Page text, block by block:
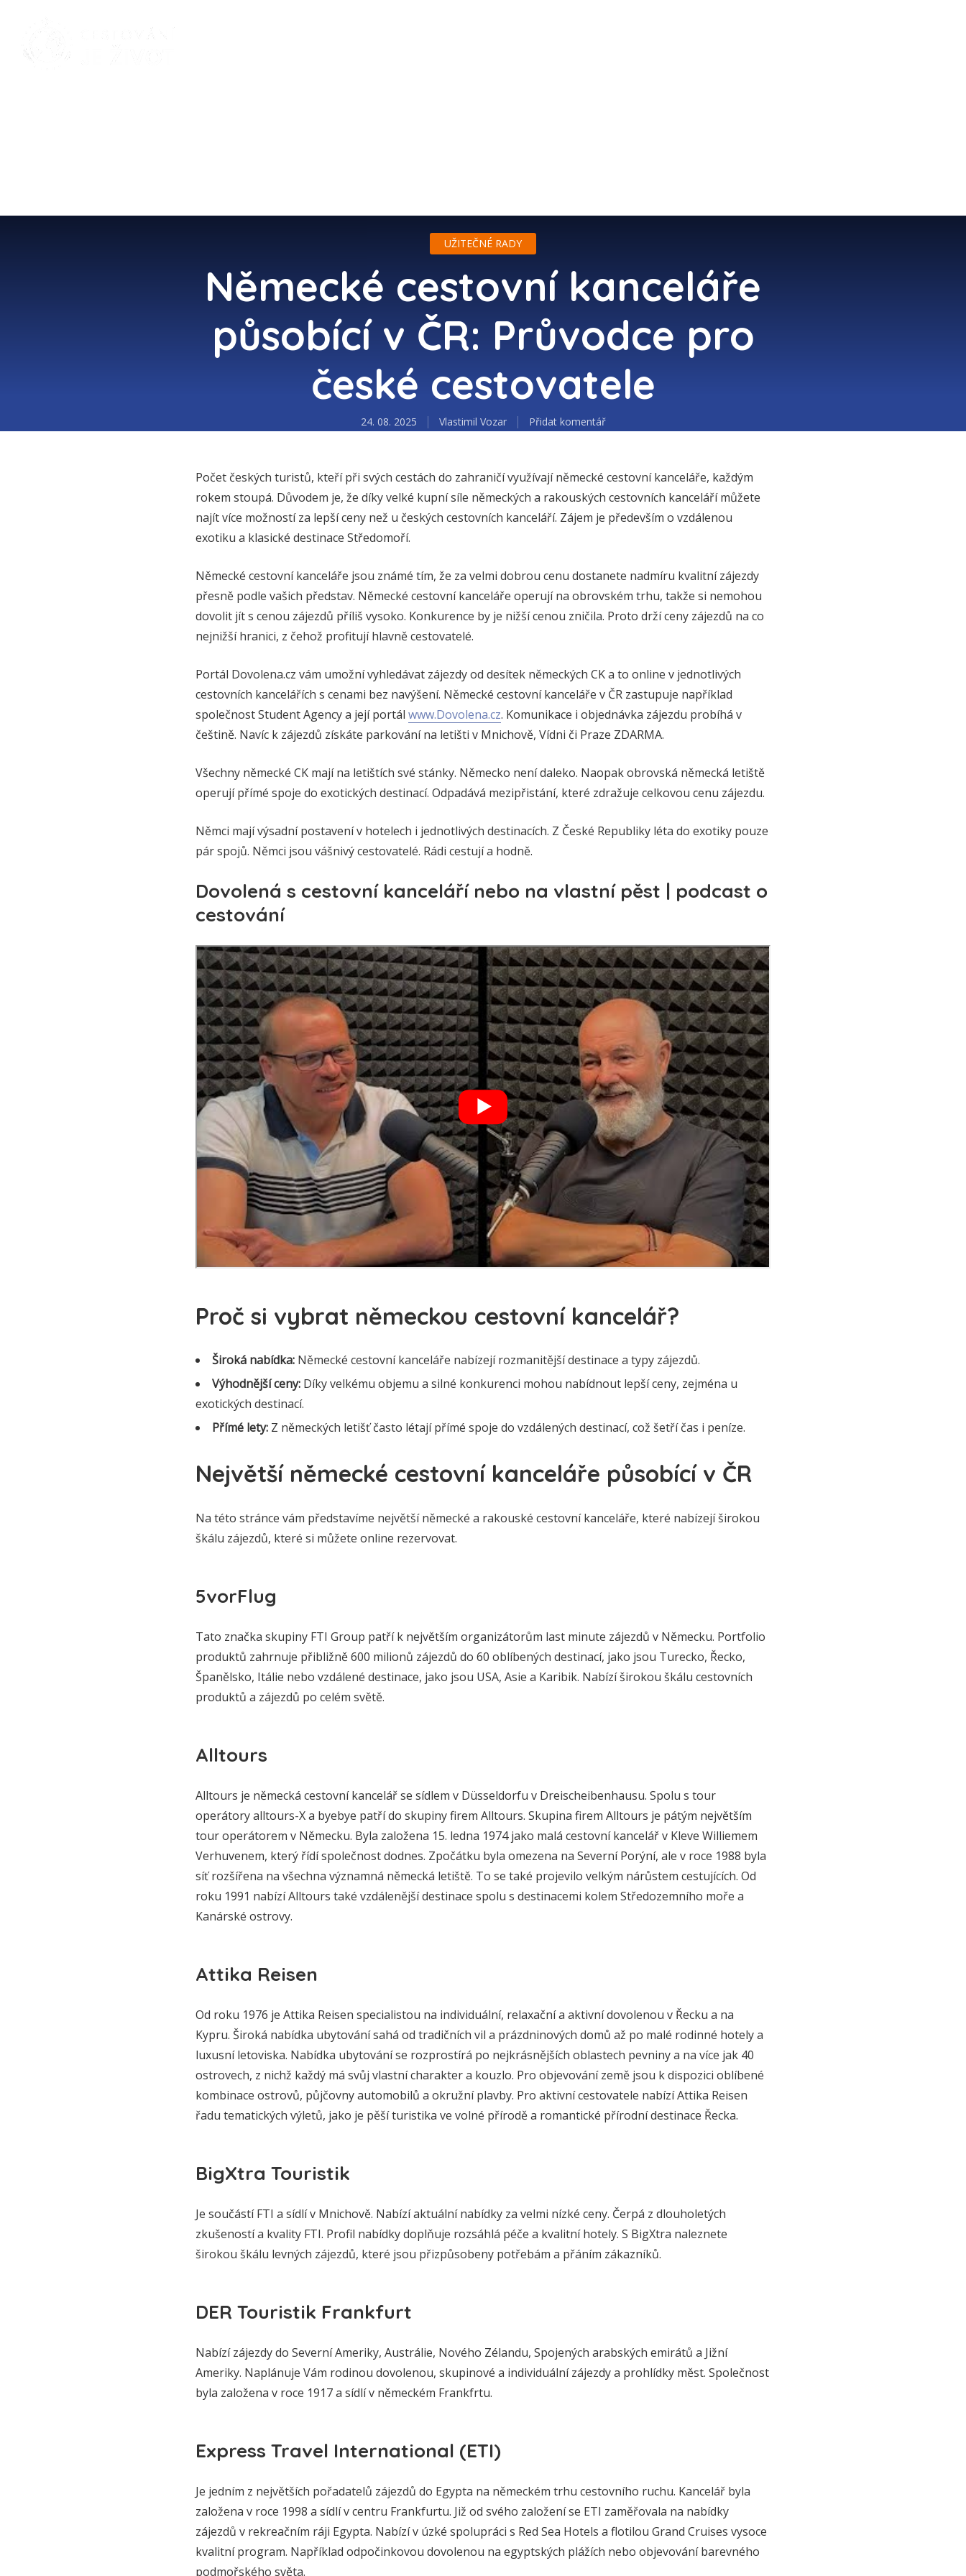
UŽITEČNÉ RADY
Německé cestovní kanceláře
působící v ČR: Průvodce pro
české cestovatele
24. 08. 2025 Vlastimil Vozar Přidat komentář
Počet českých turistů, kteří při svých cestách do zahraničí využívají německé cestovní kanceláře, každým
rokem stoupá. Důvodem je, že díky velké kupní síle německých a rakouských cestovních kanceláří můžete
najít více možností za lepší ceny než u českých cestovních kanceláří. Zájem je především o vzdálenou
exotiku a klasické destinace Středomoří.
Německé cestovní kanceláře jsou známé tím, že za velmi dobrou cenu dostanete nadmíru kvalitní zájezdy
přesně podle vašich představ. Německé cestovní kanceláře operují na obrovském trhu, takže si nemohou
dovolit jít s cenou zájezdů příliš vysoko. Konkurence by je nižší cenou zničila. Proto drží ceny zájezdů na co
nejnižší hranici, z čehož profitují hlavně cestovatelé.
Portál Dovolena.cz vám umožní vyhledávat zájezdy od desítek německých CK a to online v jednotlivých
cestovních kancelářích s cenami bez navýšení. Německé cestovní kanceláře v ČR zastupuje například
společnost Student Agency a její portál www.Dovolena.cz. Komunikace i objednávka zájezdu probíhá v
češtině. Navíc k zájezdů získáte parkování na letišti v Mnichově, Vídni či Praze ZDARMA.
Všechny německé CK mají na letištích své stánky. Německo není daleko. Naopak obrovská německá letiště
operují přímé spoje do exotických destinací. Odpadává mezipřistání, které zdražuje celkovou cenu zájezdu.
Němci mají výsadní postavení v hotelech i jednotlivých destinacích. Z České Republiky léta do exotiky pouze
pár spojů. Němci jsou vášnivý cestovatelé. Rádi cestují a hodně.
Dovolená s cestovní kanceláří nebo na vlastní pěst | podcast o
cestování
Proč si vybrat německou cestovní kancelář?
Široká nabídka: Německé cestovní kanceláře nabízejí rozmanitější destinace a typy zájezdů.
Výhodnější ceny: Díky velkému objemu a silné konkurenci mohou nabídnout lepší ceny, zejména u
exotických destinací.
Přímé lety: Z německých letišť často létají přímé spoje do vzdálených destinací, což šetří čas i peníze.
Největší německé cestovní kanceláře působící v ČR
Na této stránce vám představíme největší německé a rakouské cestovní kanceláře, které nabízejí širokou
škálu zájezdů, které si můžete online rezervovat.
5vorFlug
Tato značka skupiny FTI Group patří k největším organizátorům last minute zájezdů v Německu. Portfolio
produktů zahrnuje přibližně 600 milionů zájezdů do 60 oblíbených destinací, jako jsou Turecko, Řecko,
Španělsko, Itálie nebo vzdálené destinace, jako jsou USA, Asie a Karibik. Nabízí širokou škálu cestovních
produktů a zájezdů po celém světě.
Alltours
Alltours je německá cestovní kancelář se sídlem v Düsseldorfu v Dreischeibenhausu. Spolu s tour
operátory alltours-X a byebye patří do skupiny firem Alltours. Skupina firem Alltours je pátým největším
tour operátorem v Německu. Byla založena 15. ledna 1974 jako malá cestovní kancelář v Kleve Williemem
Verhuvenem, který řídí společnost dodnes. Zpočátku byla omezena na Severní Porýní, ale v roce 1988 byla
síť rozšířena na všechna významná německá letiště. To se také projevilo velkým nárůstem cestujících. Od
roku 1991 nabízí Alltours také vzdálenější destinace spolu s destinacemi kolem Středozemního moře a
Kanárské ostrovy.
Attika Reisen
Od roku 1976 je Attika Reisen specialistou na individuální, relaxační a aktivní dovolenou v Řecku a na
Kypru. Široká nabídka ubytování sahá od tradičních vil a prázdninových domů až po malé rodinné hotely a
luxusní letoviska. Nabídka ubytování se rozprostírá po nejkrásnějších oblastech pevniny a na více jak 40
ostrovech, z nichž každý má svůj vlastní charakter a kouzlo. Pro objevování země jsou k dispozici oblíbené
kombinace ostrovů, půjčovny automobilů a okružní plavby. Pro aktivní cestovatele nabízí Attika Reisen
řadu tematických výletů, jako je pěší turistika ve volné přírodě a romantické přírodní destinace Řecka.
BigXtra Touristik
Je součástí FTI a sídlí v Mnichově. Nabízí aktuální nabídky za velmi nízké ceny. Čerpá z dlouholetých
zkušeností a kvality FTI. Profil nabídky doplňuje rozsáhlá péče a kvalitní hotely. S BigXtra naleznete
širokou škálu levných zájezdů, které jsou přizpůsobeny potřebám a přáním zákazníků.
DER Touristik Frankfurt
Nabízí zájezdy do Severní Ameriky, Austrálie, Nového Zélandu, Spojených arabských emirátů a Jižní
Ameriky. Naplánuje Vám rodinou dovolenou, skupinové a individuální zájezdy a prohlídky měst. Společnost
byla založena v roce 1917 a sídlí v německém Frankfrtu.
Express Travel International (ETI)
Je jedním z největších pořadatelů zájezdů do Egypta na německém trhu cestovního ruchu. Kancelář byla
založena v roce 1998 a sídlí v centru Frankfurtu. Již od svého založení se ETI zaměřovala na nabídky
zájezdů v rekreačním ráji Egypta. Nabízí v úzké spolupráci s Red Sea Hotels a flotilou Grand Cruises vysoce
kvalitní program. Například odpočinkovou dovolenou na egyptských plážích nebo objevování barevného
podmořského světa.